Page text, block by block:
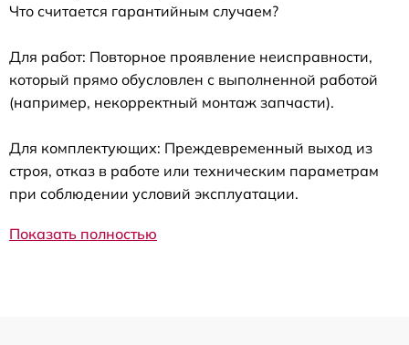
Что считается гарантийным случаем?
Для работ: Повторное проявление неисправности,
который прямо обусловлен с выполненной работой
(например, некорректный монтаж запчасти).
Для комплектующих: Преждевременный выход из
строя, отказ в работе или техническим параметрам
при соблюдении условий эксплуатации.
Показать полностью